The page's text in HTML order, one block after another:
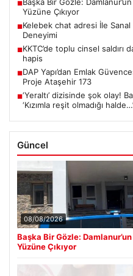
■
Yüzüne Çıkıyor
■Kelebek chat adresi İle
Deneyimi
■KKTC’de toplu cinsel saldırı
hapis
■DAP Yapı’dan Emlak
Proje Ataşehir 173
■‘Yeraltı’ dizisinde şok olay!
‘Kızımla reşit olmadığı halde…’
Güncel
08/08/2026
Başka Bir Gözle:
Yüzüne Çıkıyor